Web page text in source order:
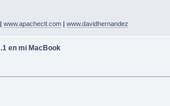
www.apachectl.com| www.davidhernandez
en mi MacBook